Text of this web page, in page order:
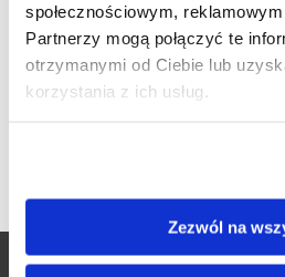
społecznościowym,
Partnerzy mogą połączyć te
otrzymanymi od Ciebie lub
korzystania z ich usług.
Zezwól na
Czy masz
drukowany już od jakiegoś
fajniejszy o innych…